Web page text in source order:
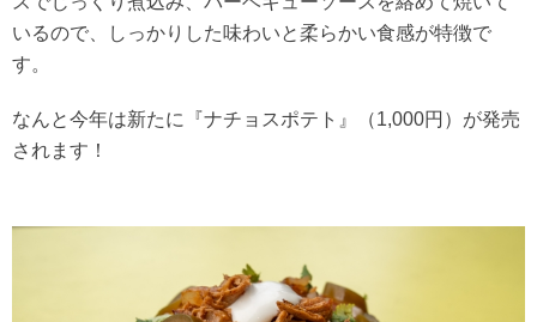
いるので、しっかりした味わいと柔らかい食感が特徴で
す。
なんと今年は新たに『ナチョスポテト』（1,000円）が発売
されます！